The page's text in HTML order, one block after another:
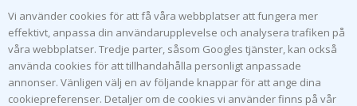
Vi använder cookies för att få våra webbplatser att fungera mer
effektivt, anpassa din användarupplevelse och analysera trafiken på
våra webbplatser. Tredje parter, såsom Googles tjänster, kan också
använda cookies för att tillhandahålla personligt anpassade
annonser. Vänligen välj en av följande knappar för att ange dina
cookiepreferenser. Detaljer om de cookies vi använder finns på vår